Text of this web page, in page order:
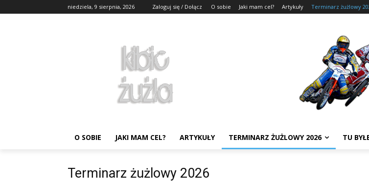
niedziela, 9 sierpnia, 2026 Zaloguj się / Dołącz O sobie Jaki mam cel? Artykuły Terminarz żużlowy
O SOBIE JAKI MAM CEL? ARTYKUŁY TERMINARZ ŻUŻLOWY 2026 TU
Terminarz żużlowy 2026